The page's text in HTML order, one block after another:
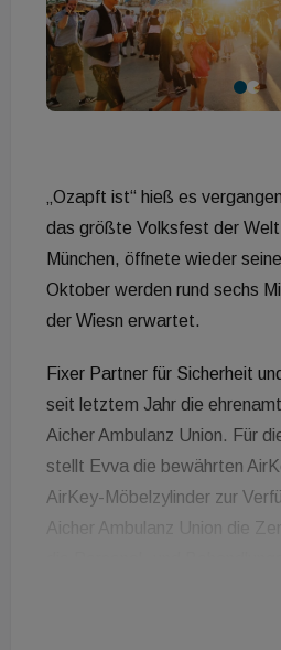
„Ozapft ist“ hieß es
das größte Volksfest der
München, öffnete wieder
Oktober werden rund sechs
der Wiesn erwartet.
Fixer Partner für Sicherheit
seit letztem Jahr die
Aicher Ambulanz Union. Für
stellt Evva die bewährten
AirKey-Möbelzylinder zur
Aicher Ambulanz Union die